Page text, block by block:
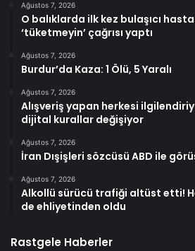
Ağustos 7, 2026
O balıklarda ilk kez bulaşıcı
‘tüketmeyin’ çağrısı yaptı
Ağustos 7, 2026
Burdur’da Kaza: 1 Ölü, 5 Yaralı
Ağustos 7, 2026
Alışveriş yapan herkesi
dijital kurallar değişiyor
Ağustos 7, 2026
İran Dışişleri sözcüsü ABD ile
Ağustos 7, 2026
Alkollü sürücü trafiği altüst etti!
de ehliyetinden oldu
Rastgele Haberler